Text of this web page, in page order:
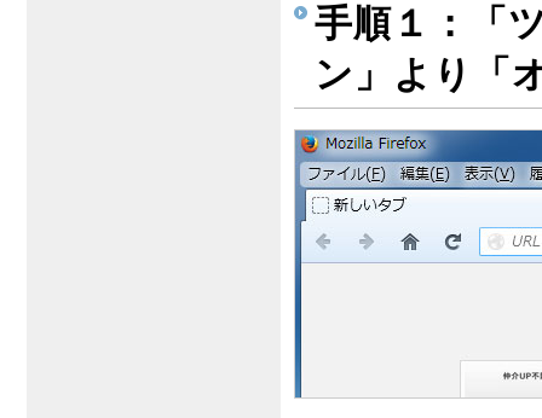
手順１：「
ン」より「